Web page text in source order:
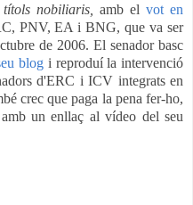
nobiliaris, amb el vot en
PNV, EA i BNG, que va ser
de 2006. El senador basc
blog i reproduí la intervenció
d'ERC i ICV integrats en
crec que paga la pena fer-ho,
un enllaç al vídeo del seu